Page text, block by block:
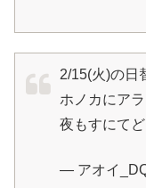
2/15(火)の
ホノカにア
夜もすにて
— アオイ